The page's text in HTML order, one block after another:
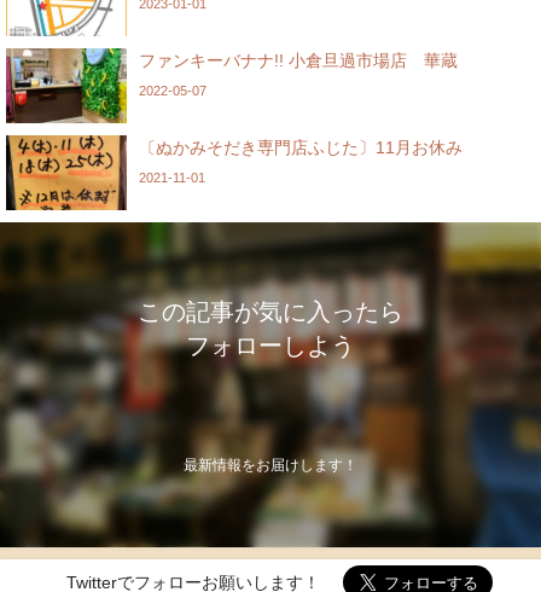
2023-01-01
ファンキーバナナ!! 小倉旦過市場店 華蔵
2022-05-07
〔ぬかみそだき専門店ふじた〕11月お休み
2021-11-01
この記事が気に入ったら
フォローしよう
最新情報をお届けします！
Twitterでフォローお願いします！